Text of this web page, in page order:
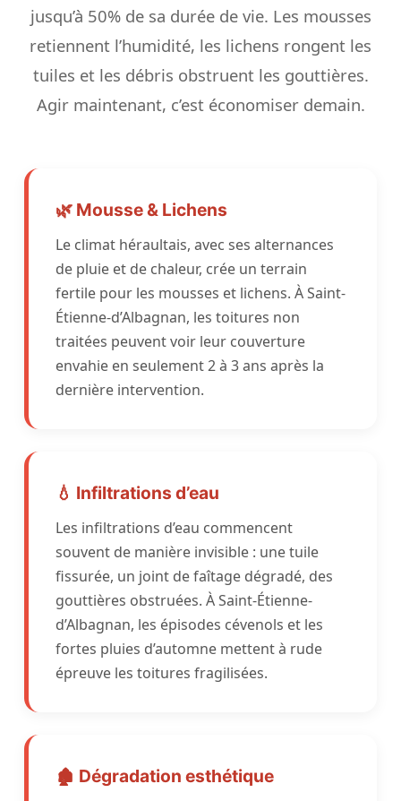
jusqu’à 50% de sa durée de vie. Les mousses
retiennent l’humidité, les lichens rongent les
tuiles et les débris obstruent les gouttières.
Agir maintenant, c’est économiser demain.
🌿 Mousse & Lichens
Le climat héraultais, avec ses alternances
de pluie et de chaleur, crée un terrain
fertile pour les mousses et lichens. À Saint-
Étienne-d’Albagnan, les toitures non
traitées peuvent voir leur couverture
envahie en seulement 2 à 3 ans après la
dernière intervention.
💧 Infiltrations d’eau
Les infiltrations d’eau commencent
souvent de manière invisible : une tuile
fissurée, un joint de faîtage dégradé, des
gouttières obstruées. À Saint-Étienne-
d’Albagnan, les épisodes cévenols et les
fortes pluies d’automne mettent à rude
épreuve les toitures fragilisées.
🏚️ Dégradation esthétique